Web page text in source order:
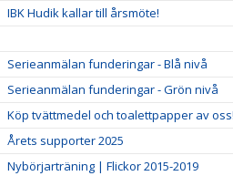
IBK Hudik kallar till årsmöte!
Serieanmälan funderingar - Blå nivå
Serieanmälan funderingar - Grön nivå
Köp tvättmedel och toalettpapper av oss!
Årets supporter 2025
Nybörjarträning | Flickor 2015-2019